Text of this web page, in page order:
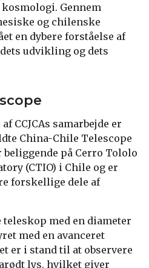
Gennem
og chilenske
en dybere forståelse af
udvikling og dets
CCJCAs samarbejde er
China-Chile Telescope
beliggende på Cerro Tololo
(CTIO) i Chile og er
forskellige dele af
teleskop med en diameter
med en avanceret
er i stand til at observere
lys, hvilket giver